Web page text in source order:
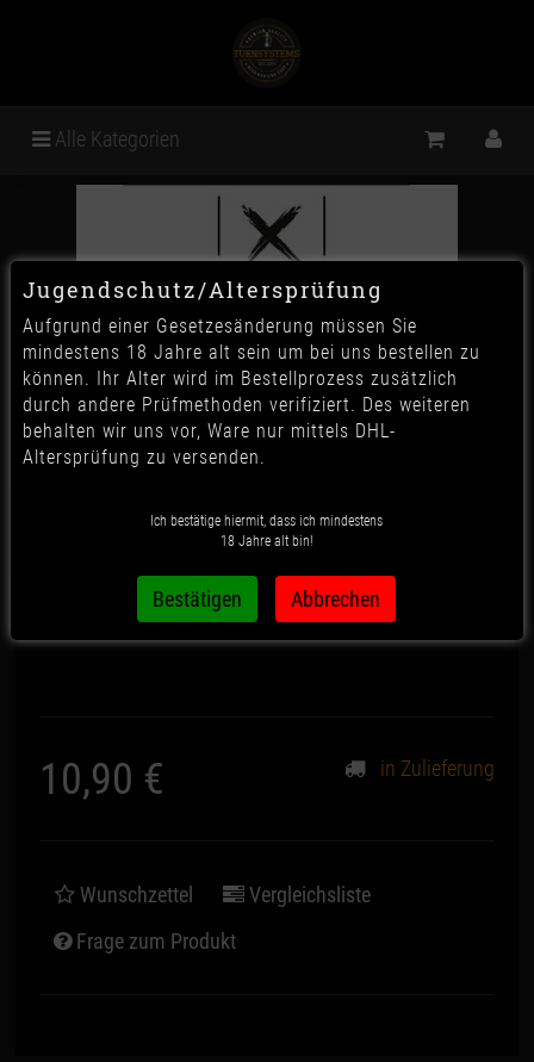
Alle Kategorien
XSchischa - Black Sparkle
10,90 € in Zulieferung
Wunschzettel
Vergleichsliste
Frage zum Produkt
Jugendschutz/Altersprüfung
Aufgrund einer Gesetzesänderung müssen Sie
mindestens 18 Jahre alt sein um bei uns bestellen zu
können. Ihr Alter wird im Bestellprozess zusätzlich
durch andere Prüfmethoden verifiziert. Des weiteren
behalten wir uns vor, Ware nur mittels DHL-
Altersprüfung zu versenden.
Ich bestätige hiermit, dass ich mindestens
18 Jahre alt bin!